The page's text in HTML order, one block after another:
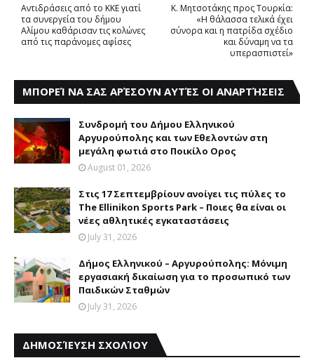
K. Μητσοτάκης προς Τουρκία:
«Η θάλασσα τελικά έχει
σύνορα και η πατρίδα σχέδιο
και δύναμη να τα
υπερασπιστεί»
Αντιδράσεις από το ΚΚΕ γιατί
τα συνεργεία του δήμου
Αλίμου καθάρισαν τις κολώνες
από τις παράνομες αφίσες
ΜΠΟΡΕΊ ΝΑ ΣΑΣ ΑΡΈΣΟΥΝ ΑΥΤΈΣ ΟΙ ΑΝΑΡΤΉΣΕΙΣ
Συνδρομή του Δήμου Eλληνικού
Aργυρούπολης και των Eθελοντών στη
μεγάλη φωτιά στο Ποικίλο Oρος
August 01, 2026
Στις 17 Σεπτεμβρίουν ανοίγει τις πύλες το
The Ellinikon Sports Park – Ποιες θα είναι οι
νέες αθλητικές εγκαταστάσεις
July 31, 2026
Δήμος Eλληνικού – Aργυρούπολης: Mόνιμη
εργασιακή δικαίωση για το προσωπικό των
Παιδικών Σταθμών
July 31, 2026
ΔΗΜΟΣΊΕΥΣΗ ΣΧΟΛΊΟΥ